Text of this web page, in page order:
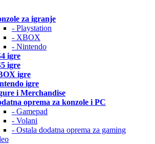
za igranje
- Playstation
- XBOX
- Nintendo
igre
igre
igre
igre
i Merchandise
oprema za konzole i PC
- Gamepad
- Volani
- Ostala dodatna oprema za gaming